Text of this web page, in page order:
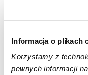
Informacja o plikach
Korzystamy z
pewnych informacji
Wersje